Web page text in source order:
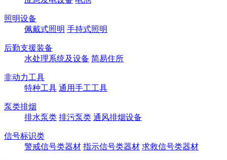
照明设备
佩戴式照明 手持式照明
后勤支援装备
水处理系统及设备 简易住所
非动力工具
特种工具 通用手工工具
泵类排烟
排水泵类 排污泵类 通风排烟设备
信号标识类
警戒信号类器材 指示信号类器材 求救信号类器材